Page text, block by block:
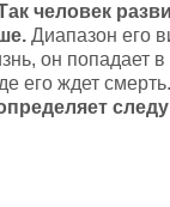
человек
Диапазон его
он попадает
его ждет